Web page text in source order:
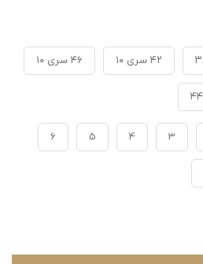
۴۲ سری ۱۰ ۴۶ سری ۱۰
3
4
5
6